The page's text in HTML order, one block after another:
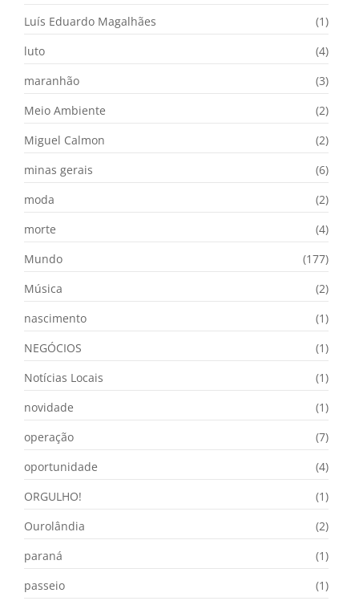
Luís Eduardo Magalhães
(1)
luto
(4)
maranhão
(3)
Meio Ambiente
(2)
Miguel Calmon
(2)
minas gerais
(6)
moda
(2)
morte
(4)
Mundo
(177)
Música
(2)
nascimento
(1)
NEGÓCIOS
(1)
Notícias Locais
(1)
novidade
(1)
operação
(7)
oportunidade
(4)
ORGULHO!
(1)
Ourolândia
(2)
paraná
(1)
passeio
(1)